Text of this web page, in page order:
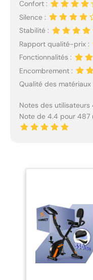
Confort :
Silence :
Stabilité :
Rapport qualité-prix :
Fonctionnalités :
Encombrement :
Qualité des matériaux
Notes des utilisateurs
Note de 4.4 pour 487